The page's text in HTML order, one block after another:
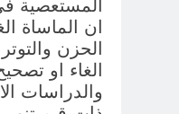
المستعصية
ان الماساة
الحزن
الغاء او
والدراسات